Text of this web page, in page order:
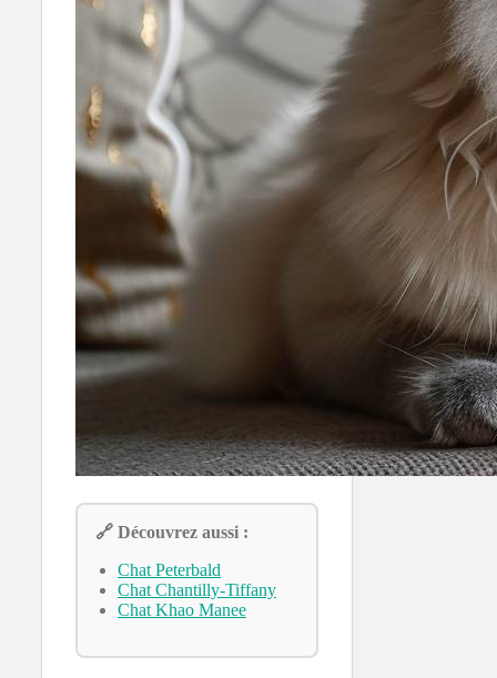
🔗 Découvrez aussi :
Chat Peterbald
Chat Chantilly-Tiffany
Chat Khao Manee